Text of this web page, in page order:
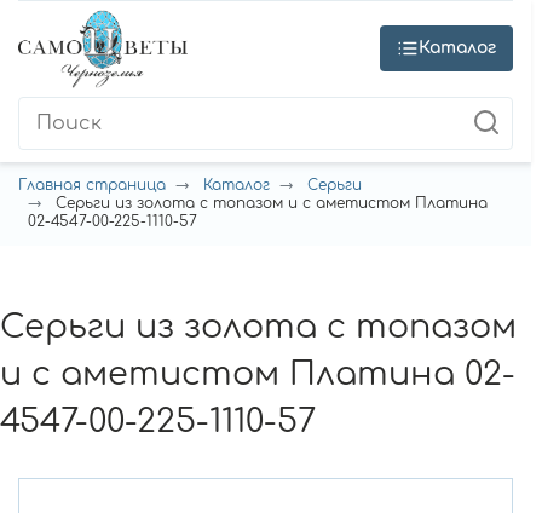
Каталог
Главная страница Каталог
Серьги
Серьги из золота с топазом и с аметистом Платина
02-4547-00-225-1110-57
Серьги из золота с топазом
и с аметистом Платина 02-
4547-00-225-1110-57